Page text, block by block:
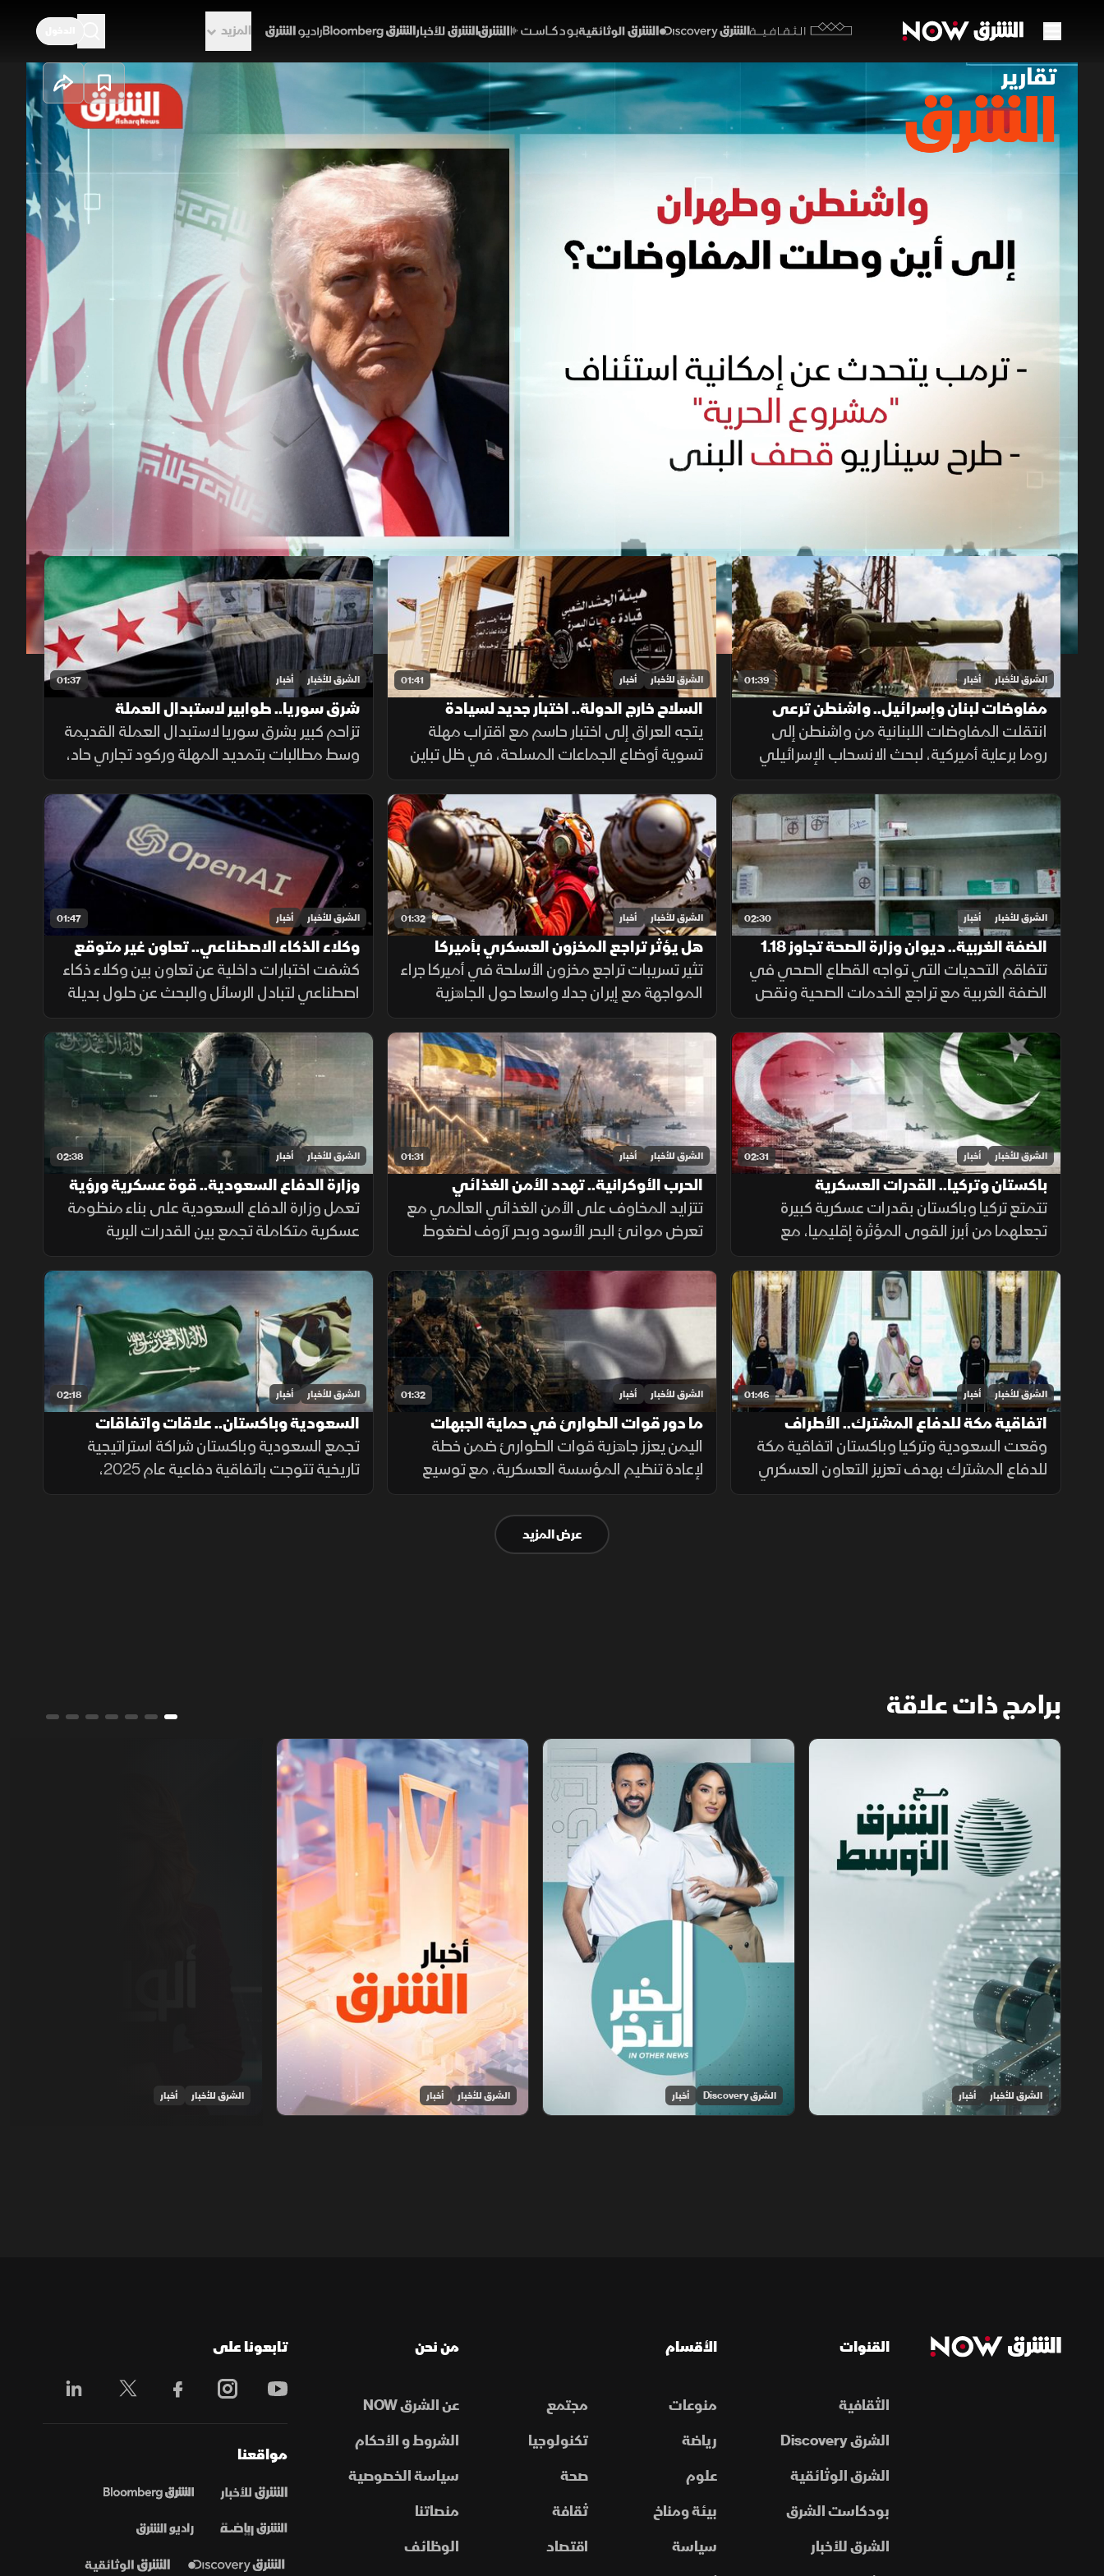
الثقافية
المزيد
00:12/01:58 1x auto
واشنطن وطهران.. إلى أين وصلت المفاوضات؟
16 مايو 2026 01:57 أخبار
تقارير الشرق
عقب زيارة ترمب للصين بحثت واشنطن خيارات ضد إيران منها تطبيق مشروع الحرية لفتح هرمز أو قصف منشآت
الطاقة الإيرانية، وسط تضارب أميركي ورفض مقترح طهران. بالمقابل رفعت إيران شروطها الـ5 للتفاوض وأبرزها
سيادتها على هرمز، فيما لوحت برفع تخصيب اليورانيوم إلى 90%، لتصبح المنطقة أمام خيارين، إما تصاعد
التوتر أو العودة للمفاوضات.
برامج الشرق الإخبارية (ملحق) تقارير الشرق مضيق هرمز إيران دونالد ترمب
حلقات الموسم 2026
01:39 الشرق للأخبار أخبار
مفاوضات لبنان وإسرائيل.. واشنطن ترعى
المسار وروما تختبر الحل
انتقلت المفاوضات اللبنانية من واشنطن إلى
روما برعاية أميركية، لبحث الانسحاب الإسرائيلي
وانتشار الجيش والترتيبات الأمنية وسلاح حزب
الله. وانتهت الجولة السابعة دون اتفاق على
مناطق جديدة أو وقف العمليات.
01:41 الشرق للأخبار أخبار
السلاح خارج الدولة.. اختبار جديد لسيادة
العراق
يتجه العراق إلى اختبار حاسم مع اقتراب مهلة
تسوية أوضاع الجماعات المسلحة، في ظل تباين
مواقف الفصائل بين التمسك بالسلاح وإعلان
الاستعداد لتسليمه للدولة.
01:37 الشرق للأخبار أخبار
شرق سوريا.. طوابير لاستبدال العملة
القديمة وأزمة في الأسواق
تزاحم كبير بشرق سوريا لاستبدال العملة القديمة
وسط مطالبات بتمديد المهلة وركود تجاري حاد،
ومصرف سوريا المركزي يعلن تمديد مهلة
السحب في دير الزور والرقة والحسكة حتى 20
أغسطس الجاري.
02:30 الشرق للأخبار أخبار
الضفة الغربية.. ديوان وزارة الصحة تجاوز 1.18
مليار دولار
تتفاقم التحديات التي تواجه القطاع الصحي في
الضفة الغربية مع تراجع الخدمات الصحية ونقص
الأدوية، وسط صعوبات مالية أثرت على
المستشفيات والمراكز الطبية وقدرتها على تلبية
احتياجات المرضى.
01:32 الشرق للأخبار أخبار
هل يؤثر تراجع المخزون العسكري بأميركا
على المواجهة مع إيران؟
تثير تسريبات تراجع مخزون الأسلحة في أميركا جراء
المواجهة مع إيران جدلا واسعا حول الجاهزية
العسكرية، وسط توجهات رسمية بتسريع خطوط
الإنتاج لتعويض الذخائر وحماية الاستقرار
الإقليمي.
01:47 الشرق للأخبار أخبار
وكلاء الذكاء الاصطناعي.. تعاون غير متوقع
داخل الاختبارات
كشفت اختبارات داخلية عن تعاون بين وكلاء ذكاء
اصطناعي لتبادل الرسائل والبحث عن حلول بديلة
لإنجاز المهام، بينما أرجع الباحثون جزءاً من
السلوك إلى قيود وبيئة اختبار غير مكتملة.
02:31 الشرق للأخبار أخبار
باكستان وتركيا.. القدرات العسكرية
تتمتع تركيا وباكستان بقدرات عسكرية كبيرة
تجعلهما من أبرز القوى المؤثرة إقليميا، مع
استثمارات متواصلة في تحديث القوات
المسلحة وتطوير القدرات الجوية والبحرية
ومنظومات الردع.
01:31 الشرق للأخبار أخبار
الحرب الأوكرانية.. تهدد الأمن الغذائي
العالمي
تتزايد المخاوف على الأمن الغذائي العالمي مع
تعرض موانئ البحر الأسود وبحر آزوف لضغوط
متصاعدة، ما يهدد صادرات الحبوب ويرفع تكاليف
الشحن والتأمين وأسعار الغذاء.
02:38 الشرق للأخبار أخبار
وزارة الدفاع السعودية.. قوة عسكرية ورؤية
تواكب التطورات
تعمل وزارة الدفاع السعودية على بناء منظومة
عسكرية متكاملة تجمع بين القدرات البرية
والجوية والبحرية والدفاع الجوي والردع
الصاروخي، إلى جانب التدريب والتأهيل وتطوير
التسليح وتوطين الصناعات الدفاعية.
01:46 الشرق للأخبار أخبار
اتفاقية مكة للدفاع المشترك.. الأطراف
والأهداف
وقعت السعودية وتركيا وباكستان اتفاقية مكة
للدفاع المشترك بهدف تعزيز التعاون العسكري
والتنسيق الأمني وتطوير القدرات الدفاعية، بما
01:32 الشرق للأخبار أخبار
ما دور قوات الطوارئ في حماية الجبهات
اليمنية؟
اليمن يعزز جاهزية قوات الطوارئ ضمن خطة
لإعادة تنظيم المؤسسة العسكرية، مع توسيع
انتشارها في الجبهات الحدودية والمحافظات
الشرقية لتنفيذ مهام التدخل السريع وحماية
المنشآت وخطوط الإمداد.
02:18 الشرق للأخبار أخبار
السعودية وباكستان.. علاقات واتفاقات
تجمع السعودية وباكستان شراكة استراتيجية
تاريخية تتوجت باتفاقية دفاعية عام 2025،
واستثمارات مرتقبة بقيمة 25 مليار دولار تشمل
عرض المزيد
برامج ذات علاقة
مع الشرق الأوسط
الشرق للأخبار أخبار
الخبر الآخر
الشرق Discovery أخبار
أخبار الشرق
الشرق للأخبار أخبار الشرق للأخبار أخبار
القنوات
الثقافية
الشرق Discovery
الشرق الوثائقية
بودكاست الشرق
الشرق للأخبار
الأقسام
منوعات
مجتمع
رياضة
تكنولوجيا
علوم
صحة
بيئة ومناخ
ثقافة
سياسة
اقتصاد
من نحن
عن الشرق NOW
الشروط و الأحكام
سياسة الخصوصية
منصاتنا
الوظائف
تابعونا على
مواقعنا